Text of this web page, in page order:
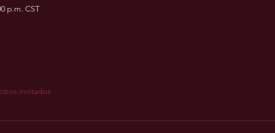
p.m. CST
invitados